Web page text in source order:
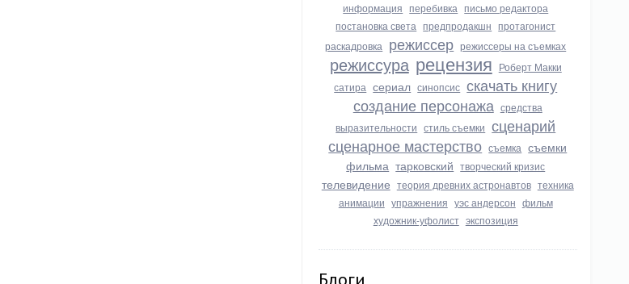
информация перебивка письмо редактора
постановка света предпродакшн протагонист
раскадровка режиссер режиссеры на съемках
режиссура рецензия Роберт Макки
сатира сериал синопсис скачать книгу
создание персонажа средства
выразительности стиль съемки сценарий
сценарное мастерство съемка съемки
фильма тарковский творческий кризис
телевидение теория древних астронавтов техника
анимации упражнения уэс андерсон фильм
художник-уфолист экспозиция
Блоги